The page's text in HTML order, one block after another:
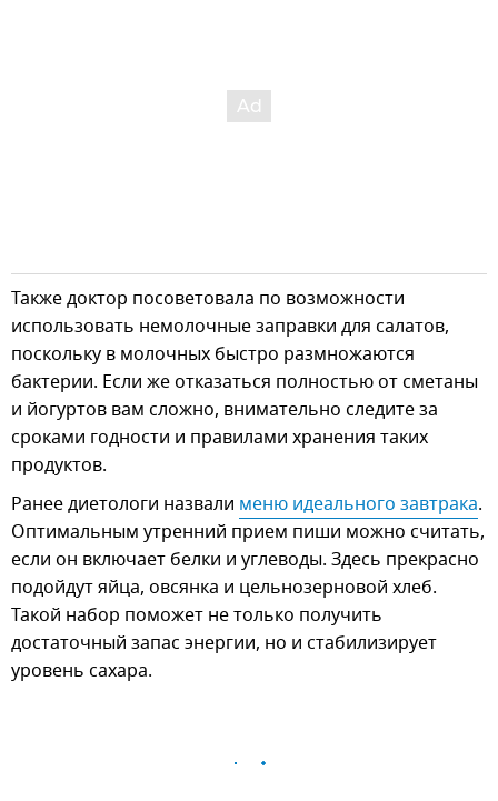
Также доктор посоветовала по возможности
использовать немолочные заправки для салатов,
поскольку в молочных быстро размножаются
бактерии. Если же отказаться полностью от сметаны
и йогуртов вам сложно, внимательно следите за
сроками годности и правилами хранения таких
продуктов.
Ранее диетологи назвали меню идеального завтрака.
Оптимальным утренний прием пиши можно считать,
если он включает белки и углеводы. Здесь прекрасно
подойдут яйца, овсянка и цельнозерновой хлеб.
Такой набор поможет не только получить
достаточный запас энергии, но и стабилизирует
уровень сахара.